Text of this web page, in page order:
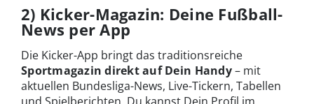
2) Kicker-Magazin: Deine Fußball-
News per App
Die Kicker-App bringt das traditionsreiche
Sportmagazin direkt auf Dein Handy– mit
aktuellen Bundesliga-News, Live-Tickern, Tabellen